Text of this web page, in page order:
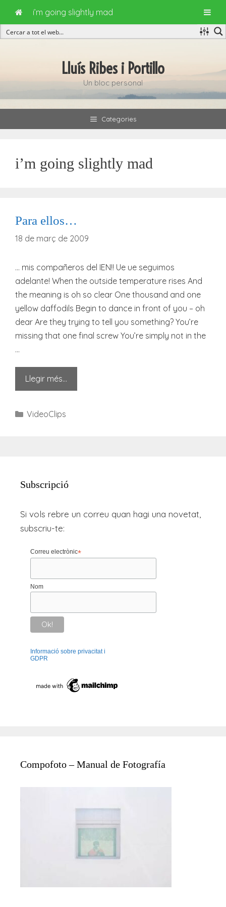
Lluís Ribes i Portillo
Un bloc personal
Categories
i’m going slightly mad
Para ellos…
18 de març de 2009
… mis compañeros del IEN!! Ue ue seguimos
adelante! When the outside temperature rises And
the meaning is oh so clear One thousand and one
yellow daffodils Begin to dance in front of you – oh
dear Are they trying to tell you something? You’re
missing that one final screw You’re simply not in the
…
Llegir més…
Categories
VideoClips
Subscripció
Si vols rebre un correu quan hagi una novetat,
subscriu-te:
Correu electrònic*
Nom
Informació sobre privacitat i
GDPR
Compofoto – Manual de Fotografía
i’m going slightly mad